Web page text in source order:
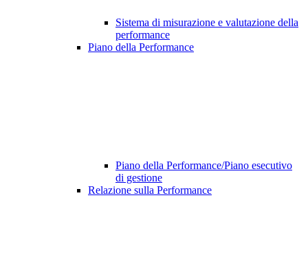
Sistema di misurazione e valutazione della
performance
Piano della Performance
Piano della Performance/Piano esecutivo
di gestione
Relazione sulla Performance